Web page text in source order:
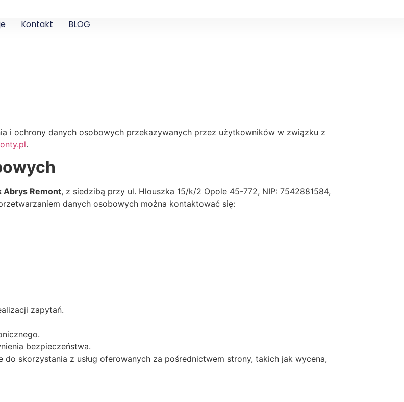
Kontakt BLOG
i ochrony danych osobowych przekazywanych przez użytkowników w związku z
.
Abrys Remont, z siedzibą przy ul. Hlouszka 15/k/2 Opole 45-772, NIP: 7542881584,
danych osobowych można kontaktować się:
zapytań.
bezpieczeństwa.
skorzystania z usług oferowanych za pośrednictwem strony, takich jak wycena,